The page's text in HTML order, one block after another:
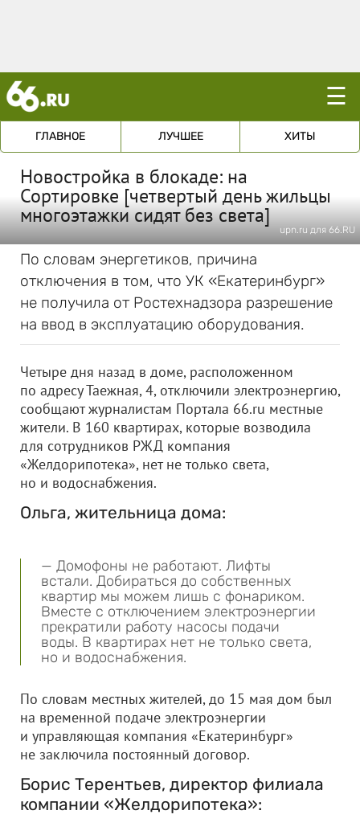
☰
ГЛАВНОЕ ЛУЧШЕЕ ХИТЫ
Новостройка в блокаде: на
Сортировке [четвертый день жильцы
многоэтажки сидят без света]
upn.ru для 66.RU
По словам энергетиков, причина
отключения в том, что УК «Екатеринбург»
не получила от Ростехнадзора разрешение
на ввод в эксплуатацию оборудования.
Четыре дня назад в доме, расположенном
по адресу Таежная, 4, отключили электроэнергию,
сообщают журналистам Портала 66.ru местные
жители. В 160 квартирах, которые возводила
для сотрудников РЖД компания
«Желдорипотека», нет не только света,
но и водоснабжения.
Ольга, жительница дома:
— Домофоны не работают. Лифты
встали. Добираться до собственных
квартир мы можем лишь с фонариком.
Вместе с отключением электроэнергии
прекратили работу насосы подачи
воды. В квартирах нет не только света,
но и водоснабжения.
По словам местных жителей, до 15 мая дом был
на временной подаче электроэнергии
и управляющая компания «Екатеринбург»
не заключила постоянный договор.
Борис Терентьев, директор филиала
компании «Желдорипотека»: